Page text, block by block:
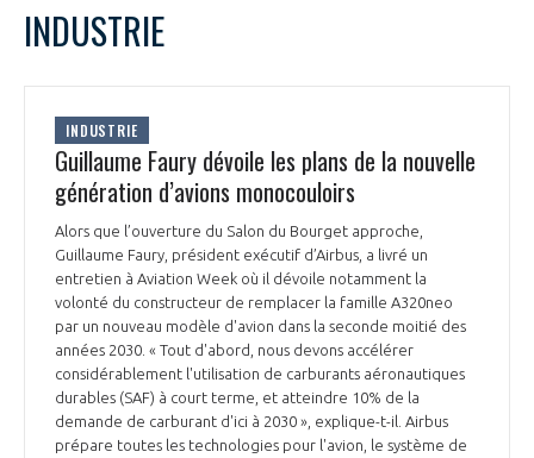
PRÉSENTATION
NOTRE VISION
NOS MISSIONS
NOTRE HISTOIRE
ORGANISATION
LE CONSEIL DU GIFAS
L’ÉQUIPE DU GIFAS
NOS RÉSEAUX À L'INTERNATIONAL
FONCTIONNEMENT
GEADS
COMITÉ AERO PME
ACCOMPAGNEMENT DE NOS ADHÉRENTS
LES PROGRAMMES DU GIFAS
LA MÉDIATION
L
1 2 3
4
12
13 15 16
18
19
22
INDUSTRIE
INDUSTRIE
Guillaume Faury dévoile les plans de la nouvelle
génération d’avions monocouloirs
Alors que l’ouverture du Salon du Bourget approche,
Guillaume Faury, président exécutif d’Airbus, a livré un
entretien à Aviation Week où il dévoile notamment la
volonté du constructeur de remplacer la famille A320neo
par un nouveau modèle d'avion dans la seconde moitié des
années 2030. « Tout d'abord, nous devons accélérer
considérablement l'utilisation de carburants aéronautiques
durables (SAF) à court terme, et atteindre 10% de la
demande de carburant d'ici à 2030 », explique-t-il. Airbus
prépare toutes les technologies pour l'avion, le système de
Rejoignez une filière d’excellence et développez
votre réseau au sein d’un écosystème intégré et